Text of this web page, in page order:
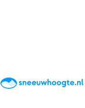
WintersportweerKaarten